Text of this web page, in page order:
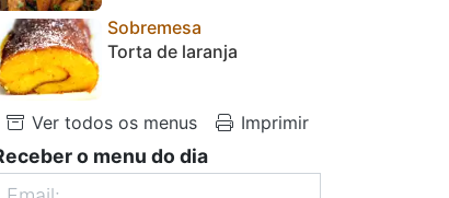
Sobremesa
Torta de laranja
Ver todos os menus Imprimir
o menu do dia